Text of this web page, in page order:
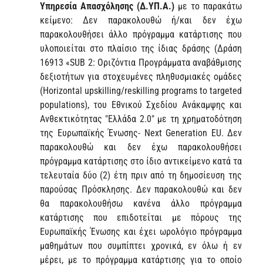
Υπηρεσία Απασχόλησης (Δ.ΥΠ.Α.) με το παρακάτω
κείμενο: Δεν παρακολουθώ ή/και δεν έχω
παρακολουθήσει άλλο πρόγραμμα κατάρτισης που
υλοποιείται στο πλαίσιο της ίδιας δράσης (Δράση
16913 «SUB 2: Οριζόντια Προγράμματα αναβάθμισης
δεξιοτήτων για στοχευμένες πληθυσμιακές ομάδες
(Horizontal upskilling/reskilling programs to targeted
populations), του Εθνικού Σχεδίου Ανάκαμψης και
Ανθεκτικότητας "Ελλάδα 2.0" με τη χρηματοδότηση
της Ευρωπαϊκής Ένωσης- Next Generation EU. Δεν
παρακολουθώ και δεν έχω παρακολουθήσει
πρόγραμμα κατάρτισης στο ίδιο αντικείμενο κατά τα
τελευταία δύο (2) έτη πριν από τη δημοσίευση της
παρούσας Πρόσκλησης. Δεν παρακολουθώ και δεν
θα παρακολουθήσω κανένα άλλο πρόγραμμα
κατάρτισης που επιδοτείται με πόρους της
Ευρωπαϊκής Ένωσης και έχει ωρολόγιο πρόγραμμα
μαθημάτων που συμπίπτει χρονικά, εν όλω ή εν
μέρει, με το πρόγραμμα κατάρτισης για το οποίο